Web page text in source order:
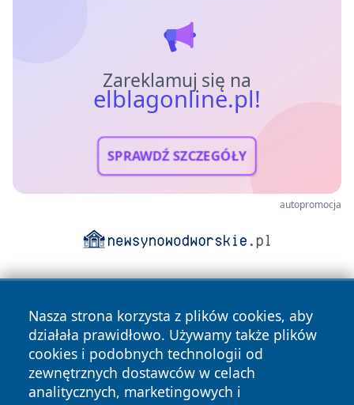
Zareklamuj się na
elblagonline.pl!
SPRAWDŹ SZCZEGÓŁY
autopromocja
Nasza strona korzysta z plików cookies, aby
działała prawidłowo. Używamy także plików
cookies i podobnych technologii od
zewnętrznych dostawców w celach
analitycznych, marketingowych i
Copyright © 2026 elblagonline.pl Wszystkie prawa
zastrzeżone.